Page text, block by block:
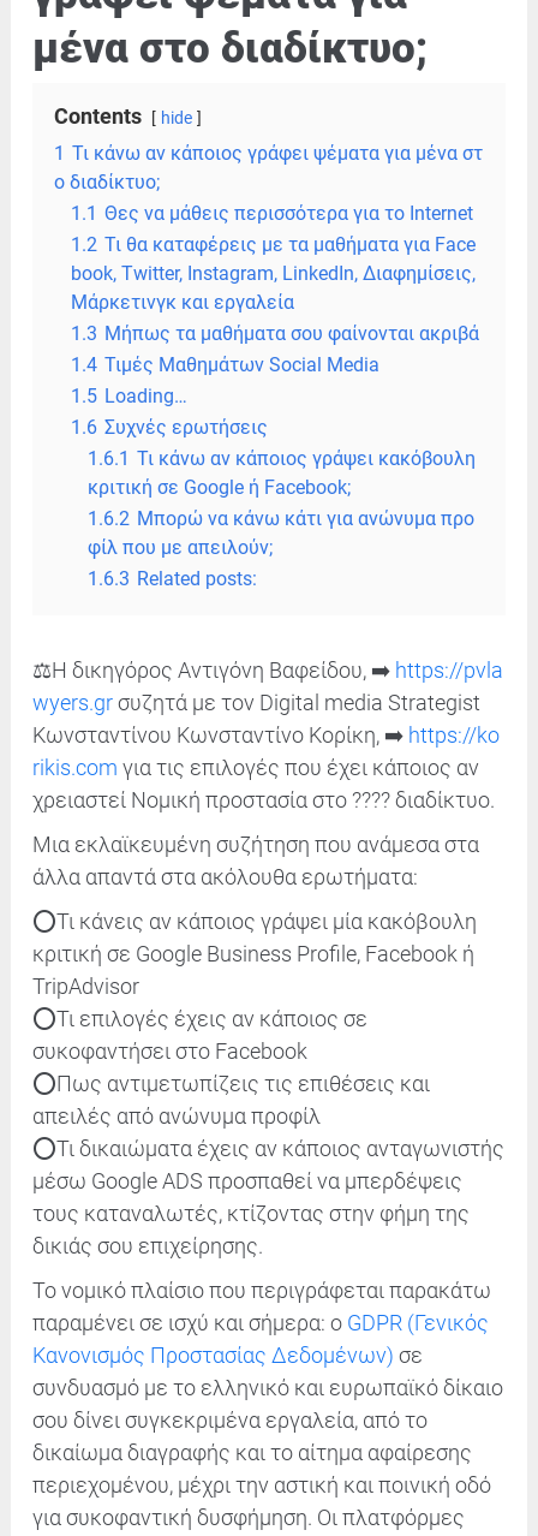
μένα στο διαδίκτυο;
Contents hide
1 Τι κάνω αν κάποιος γράφει ψέματα για μένα στ
ο διαδίκτυο;
1.1 Θες να μάθεις περισσότερα για το Internet
1.2 Τι θα καταφέρεις με τα μαθήματα για Face
book, Twitter, Instagram, LinkedIn, Διαφημίσεις,
Mάρκετινγκ και εργαλεία
1.3 Mήπως τα μαθήματα σου φαίνονται ακριβά
1.4 Τιμές Μαθημάτων Social Media
1.5 Loading…
1.6 Συχνές ερωτήσεις
1.6.1 Τι κάνω αν κάποιος γράψει κακόβουλη
κριτική σε Google ή Facebook;
1.6.2 Μπορώ να κάνω κάτι για ανώνυμα προ
φίλ που με απειλούν;
1.6.3 Related posts:
⚖️Η δικηγόρος Αντιγόνη Bαφείδου, ➡️ https://pvla
wyers.grσυζητά με τον Digital media Strategist
Κωνσταντίνου Κωνσταντίνο Κορίκη, ➡️ https://ko
rikis.com για τις επιλογές που έχει κάποιος αν
χρειαστεί Νομική προστασία στο ???? διαδίκτυο.
Μια εκλαϊκευμένη συζήτηση που ανάμεσα στα
άλλα απαντά στα ακόλουθα ερωτήματα:
⭕Τι κάνεις αν κάποιος γράψει μία κακόβουλη
κριτική σε Google Business Profile, Facebook ή
TripAdvisor
⭕Τι επιλογές έχεις αν κάποιος σε
συκοφαντήσει στο Facebook
⭕Πως αντιμετωπίζεις τις επιθέσεις και
απειλές από ανώνυμα προφίλ
⭕Τι δικαιώματα έχεις αν κάποιος ανταγωνιστής
μέσω Google ADS προσπαθεί να μπερδέψεις
τους καταναλωτές, κτίζοντας στην φήμη της
δικιάς σου επιχείρησης.
Το νομικό πλαίσιο που περιγράφεται παρακάτω
παραμένει σε ισχύ και σήμερα: ο GDPR (Γενικός
Κανονισμός Προστασίας Δεδομένων) σε
συνδυασμό με το ελληνικό και ευρωπαϊκό δίκαιο
σου δίνει συγκεκριμένα εργαλεία, από το
δικαίωμα διαγραφής και το αίτημα αφαίρεσης
περιεχομένου, μέχρι την αστική και ποινική οδό
για συκοφαντική δυσφήμηση. Οι πλατφόρμες